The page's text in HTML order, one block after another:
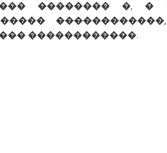
�������� �, �
������������.